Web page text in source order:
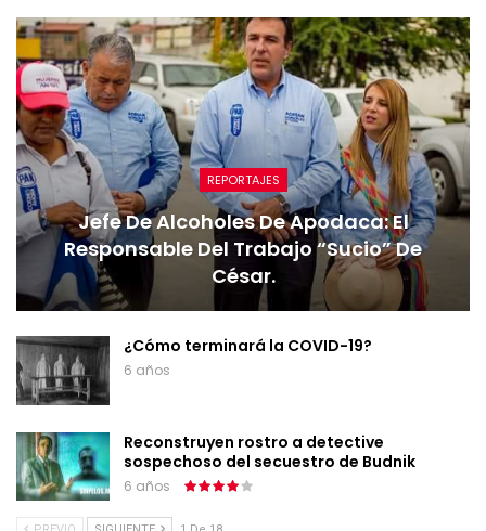
REPORTAJES
Jefe De Alcoholes De Apodaca: El
Responsable Del Trabajo “sucio” De
César.
¿Cómo terminará la COVID-19?
6 años
Reconstruyen rostro a detective
sospechoso del secuestro de Budnik
6 años